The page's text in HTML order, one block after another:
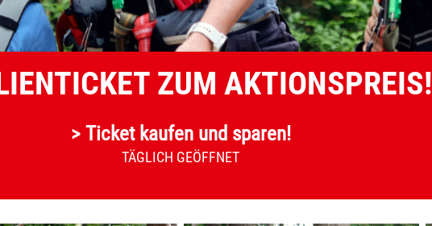
ZUM AKTIONSPREIS!
> Ticket kaufen und sparen!
TÄGLICH GEÖFFNET